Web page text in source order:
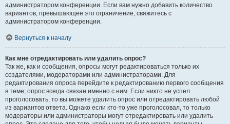
администратором конференции. Если вам нужно добавить количество
вариантов, превышающее это ограничение, свяжитесь с
администратором конференции.
Вернуться к началу
Как мне отредактировать или удалить опрос?
Так же, как и сообщения, опросы могут редактироваться только их
создателями, модераторами или администраторами. Для
редактирования опроса перейдите к редактированию первого сообщения
в теме; опрос всегда связан именно с ним. Если никто не успел
проголосовать, то вы можете удалить опрос или отредактировать любой
из вариантов ответа. Однако если кто-то уже проголосовал, то только
модераторы или администраторы могут отредактировать или удалить